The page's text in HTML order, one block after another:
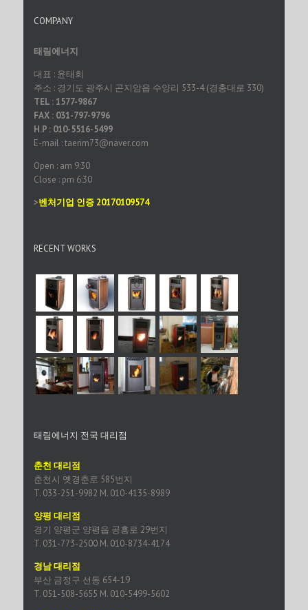
COMPANY
태림에너지
대표 : 윤태희
주소 : 경기도 광주시 곤지암읍 수양리 533-4 (경충대로 330)
TEL : 1577-9867
FAX : 031-797-9796
H.P : 010-5516-5499
E-mail : taerim73@naver.com
Open : am 9:30
Close : pm 6:30
>벤처기업 인증 20170109574
RECENT WORKS
태림에너지 전국 대리점
춘천 대리점
춘천시 옛경춘로 585번지
T. 033-251-9982 M. 010-4135-8989
양평 대리점
경기 양평군 양평읍 공흥로 29번지
T. 031-773-2500 M. 010-8734-4174
경남 대리점
부산 금정구 선동 654-19
T. 051-508-5655 M. 010-5499-5602